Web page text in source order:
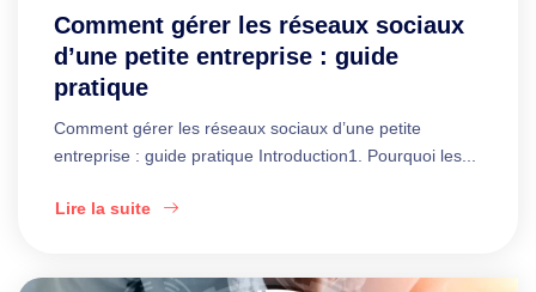
Comment gérer les réseaux sociaux
d’une petite entreprise : guide
pratique
Comment gérer les réseaux sociaux d’une petite
entreprise : guide pratique Introduction1. Pourquoi les...
Lire la suite